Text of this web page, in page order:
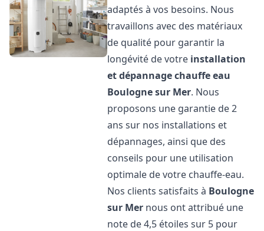
adaptés à vos besoins. Nous
travaillons avec des matériaux
de qualité pour garantir la
longévité de votre installation
et dépannage chauffe eau
Boulogne sur Mer. Nous
proposons une garantie de 2
ans sur nos installations et
dépannages, ainsi que des
conseils pour une utilisation
optimale de votre chauffe-eau.
Nos clients satisfaits à Boulogne
sur Mer nous ont attribué une
note de 4,5 étoiles sur 5 pour